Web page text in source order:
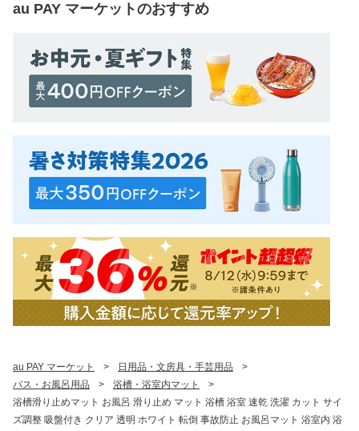
au PAY マーケットのおすすめ
au PAY マーケット > 日用品・文房具・手芸用品
>
バス・お風呂用品
> 浴槽・浴室内マット
>
浴槽滑り止めマット お風呂 滑り止め マット 浴槽 浴室 速乾 洗濯 カット サイ
ズ調整 吸盤付き クリア 透明 ホワイト 転倒 事故防止 お風呂マット 浴室内 浴